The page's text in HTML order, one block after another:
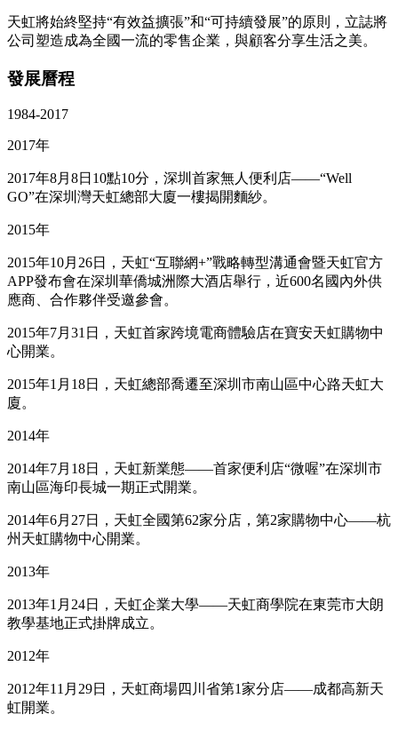
天虹將始終堅持“有效益擴張”和“可持續發展”的原則，立誌將
公司塑造成為全國一流的零售企業，與顧客分享生活之美。
發展曆程
1984-2017
2017年
2017年8月8日10點10分，深圳首家無人便利店——“Well
GO”在深圳灣天虹總部大廈一樓揭開麵紗。
2015年
2015年10月26日，天虹“互聯網+”戰略轉型溝通會暨天虹官方
APP發布會在深圳華僑城洲際大酒店舉行，近600名國內外供
應商、合作夥伴受邀參會。
2015年7月31日，天虹首家跨境電商體驗店在寶安天虹購物中
心開業。
2015年1月18日，天虹總部喬遷至深圳市南山區中心路天虹大
廈。
2014年
2014年7月18日，天虹新業態——首家便利店“微喔”在深圳市
南山區海印長城一期正式開業。
2014年6月27日，天虹全國第62家分店，第2家購物中心——杭
州天虹購物中心開業。
2013年
2013年1月24日，天虹企業大學——天虹商學院在東莞市大朗
教學基地正式掛牌成立。
2012年
2012年11月29日，天虹商場四川省第1家分店——成都高新天
虹開業。